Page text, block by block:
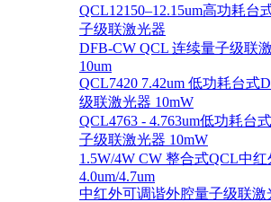
QCL12150–12.15um高功耗台
子级联激光器
DFB-CW QCL 连续量子级联
10um
QCL7420 7.42um 低功耗台式
级联激光器 10mW
QCL4763 - 4.763um低功耗台
子级联激光器 10mW
1.5W/4W CW 整合式QCL中
4.0um/4.7um
中红外可调谐外腔量子级联激